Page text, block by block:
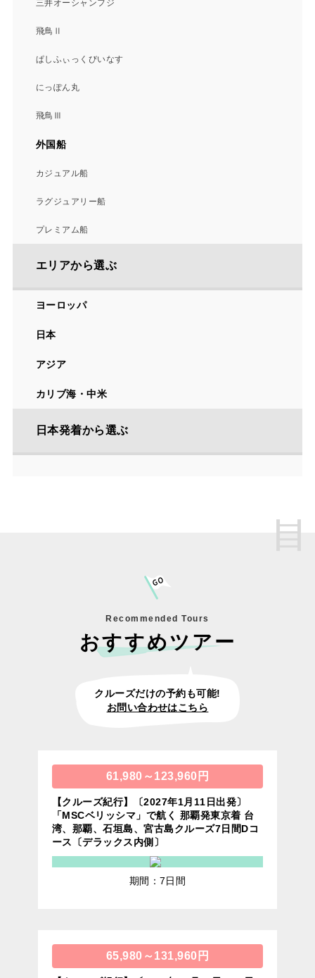
三井オーシャンフジ
飛鳥Ⅱ
ぱしふぃっくびいなす
にっぽん丸
飛鳥Ⅲ
外国船
カジュアル船
ラグジュアリー船
プレミアム船
エリアから選ぶ
ヨーロッパ
日本
アジア
カリブ海・中米
日本発着から選ぶ
Recommended Tours
おすすめツアー
クルーズだけの予約も可能!
お問い合わせはこちら
61,980～123,960円
【クルーズ紀行】〔2027年1月11日出発〕
「MSCベリッシマ」で航く 那覇発東京着 台
湾、那覇、石垣島、宮古島クルーズ7日間Dコ
ース〔デラックス内側〕
期間：7日間
65,980～131,960円